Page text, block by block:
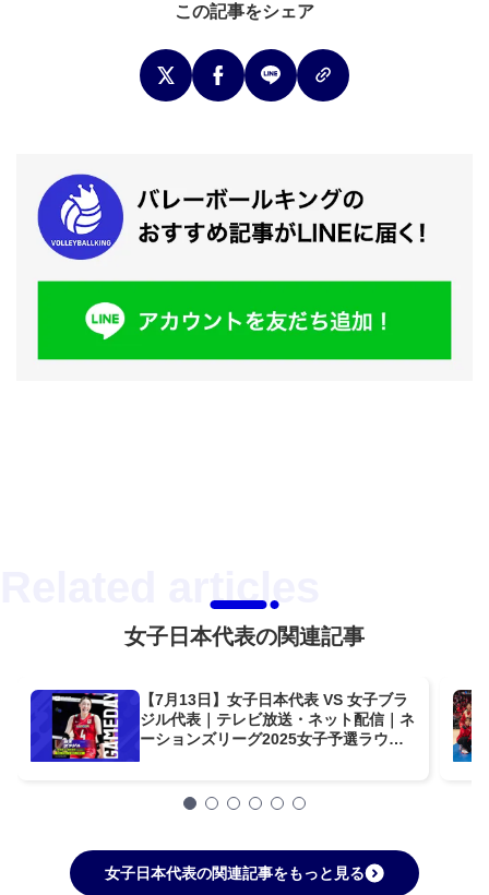
この記事をシェア
女子日本代表の関連記事
【7月13日】女子日本代表 VS 女子ブラ
ジル代表｜テレビ放送・ネット配信｜ネ
ーションズリーグ2025女子予選ラウン
女子日本代表の関連記事をもっと見る